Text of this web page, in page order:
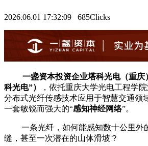
2026.06.01 17:32:09 685Clicks
一盏资本投资企业塔科光电（重庆
科光电”）
，依托重庆大学光电工程学
分布式光纤传感技术应用于智慧交通领
一套敏锐而强大的“感知神经网络”。
一条光纤，如何能感知数十公里外
缝，甚至一次潜在的山体滑坡？